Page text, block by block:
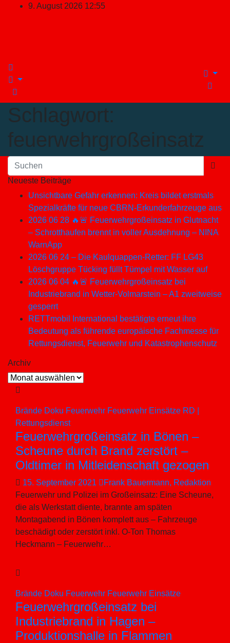
9. August 2026 12:55
Schlagwort:
feuerwehrgroßeinsatz
Neueste Beiträge
Unsichtbare Gefahr erkennen: Kreis bildet erstmals
Spezialkräfte für neue CBRN-Erkunderfahrzeuge aus
2026 06 28 🔥🚨 Feuerwehrgroßeinsatz in Glutnacht
– Schrotthaufen brennt in voller Ausdehnung – NINA
WarnApp
2026 06 24 – Die Kaulquappen-Retter: FF LG43
Löschgruppe Tücking füllt Tümpel mit Wasser auf
2026 06 04 🔥🚨 Feuerwehrgroßeinsatz bei
Industriebrand in Wetter-Volmarstein – A1 zweitweise
gesperrt
RETTmobil International bestätigte erneut ihre
Bedeutung als führende europäische Fachmesse für
Rettungsdienst, Feuerwehr und Katastrophenschutz
Archiv
Archiv
Brände Doku Feuerwehr Feuerwehr Einsätze RD |
Rettungsdienst
Feuerwehrgroßeinsatz in Bönen –
Scheune durch Brand zerstört –
Oldtimer in Mitleidenschaft gezogen
15. September 2021
Frank Bauermann, Redaktion
Feuerwehr und Polizei im Großeinsatz: Eine Scheune,
die als Werkstatt diente, brannte am späten
Montagabend in Bönen komplett aus – Fahrzeuge
beschädigt oder zerstört inkl. O-Ton Thomas
Heckmann – Feuerwehr…
Brände Doku Feuerwehr Feuerwehr Einsätze
Feuerwehrgroßeinsatz bei
Industriebrand in Hagen –
Produktionshalle in Flammen